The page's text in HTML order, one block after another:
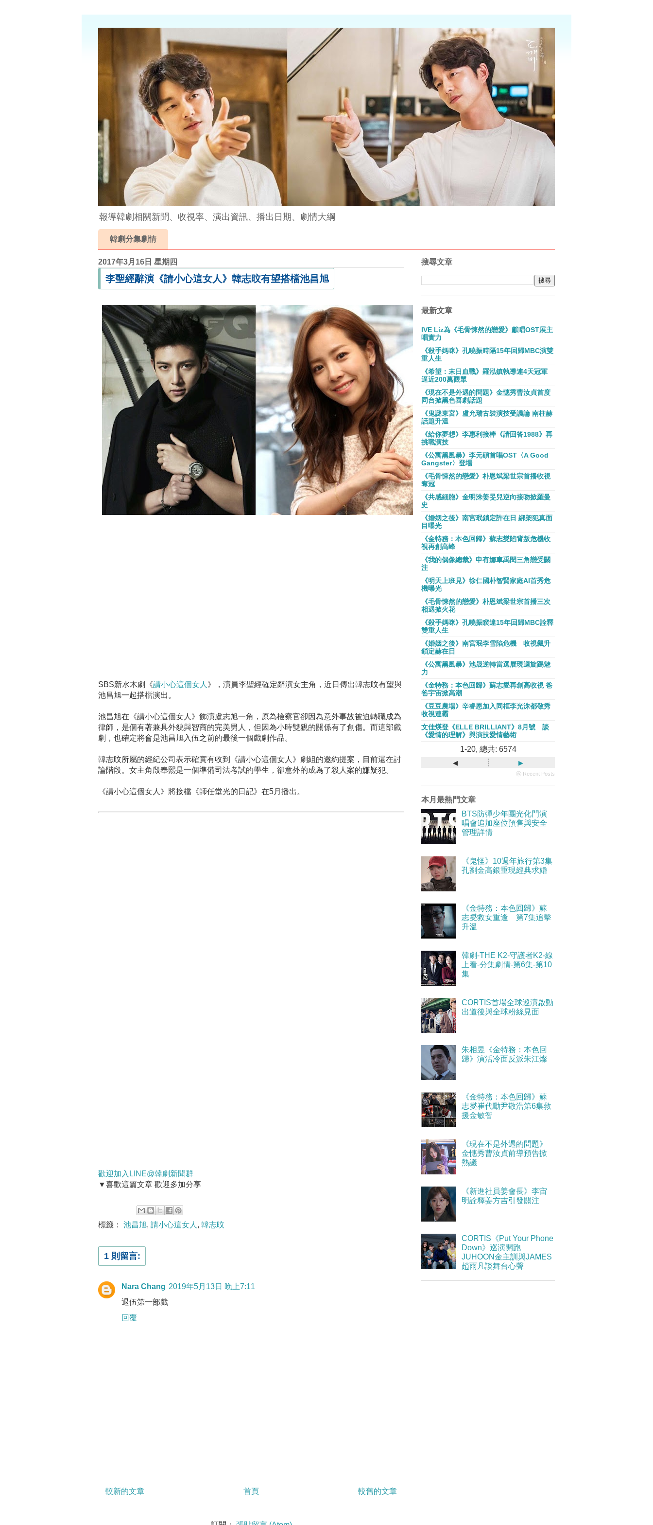
報導韓劇相關新聞、收視率、演出資訊、播出日期、劇情大綱
韓劇分集劇情
2017年3月16日 星期四
李聖經辭演《請小心這女人》韓志旼有望搭檔池昌旭
SBS新水木劇《請小心這個女人 》，演員李聖經確定辭演女主角，近日傳出韓志旼有望與
池昌旭一起搭檔演出。
池昌旭在《請小心這個女人》飾演盧志旭一角，原為檢察官卻因為意外事故被迫轉職成為
律師，是個有著兼具外貌與智商的完美男人，但因為小時雙親的關係有了創傷。而這部戲
劇，也確定將會是池昌旭入伍之前的最後一個戲劇作品。
韓志旼所屬的經紀公司表示確實有收到《請小心這個女人》劇組的邀約提案，目前還在討
論階段。女主角殷奉熙是一個準備司法考試的學生，卻意外的成為了殺人案的嫌疑犯。
《請小心這個女人》將接檔《師任堂光的日記》在5月播出。
歡迎加入LINE@韓劇新聞群
▼喜歡這篇文章 歡迎多加分享
標籤： 池昌旭, 請小心這女人 , 韓志旼
1 則留言:
Nara Chang 2019年5月13日 晚上7:11
退伍第一部戲
回覆
較新的文章 較舊的文章
首頁
搜尋文章
最新文章
IVE Liz為《毛骨悚然的戀愛》獻唱OST展主
唱實力
《殺手媽咪》孔曉振時隔15年回歸MBC演雙
重人生
《希望：末日血戰》羅泓鎮執導連4天冠軍
逼近200萬觀眾
《現在不是外遇的問題》金憓秀曹汝貞首度
同台掀黑色喜劇話題
《鬼謎東宮》盧允瑞古裝演技受議論 南柱赫
話題升溫
《給你夢想》李惠利接棒《請回答1988》再
挑戰演技
《公寓黑風暴》李元碩首唱OST〈A Good
Gangster〉登場
《毛骨悚然的戀愛》朴恩斌梁世宗首播收視
奪冠
《共感細胞》金明洙姜旻兒逆向接吻掀羅曼
史
《婚姻之後》南宮珉鎖定許在日 綁架犯真面
目曝光
《金特務：本色回歸》蘇志燮陷背叛危機收
視再創高峰
《我的偶像總裁》申有娜車禹閔三角戀受關
注
《明天上班見》徐仁國朴智賢家庭AI首秀危
機曝光
《毛骨悚然的戀愛》朴恩斌梁世宗首播三次
相遇掀火花
《殺手媽咪》孔曉振睽違15年回歸MBC詮釋
雙重人生
《婚姻之後》南宮珉李雪陷危機 收視飆升
鎖定赫在日
《公寓黑風暴》池晟逆轉當選展現迴旋踢魅
力
《金特務：本色回歸》蘇志燮再創高收視 爸
爸宇宙掀高潮
《豆豆農場》辛睿恩加入同框李光洙都敬秀
收視連霸
文佳煐登《ELLE BRILLIANT》8月號 談
《愛情的理解》與演技愛情藝術
1-20, 總共: 6574
◂ ▸
ⓦ Recent Posts
本月最熱門文章
BTS防彈少年團光化門演
唱會追加座位預售與安全
管理詳情
《鬼怪》10週年旅行第3集
孔劉金高銀重現經典求婚
《金特務：本色回歸》蘇
志燮救女重逢 第7集追擊
升溫
韓劇-THE K2-守護者K2-線
上看-分集劇情-第6集-第10
集
CORTIS首場全球巡演啟動
出道後與全球粉絲見面
朱相昱《金特務：本色回
歸》演活冷面反派朱江燦
《金特務：本色回歸》蘇
志燮崔代勳尹敬浩第6集救
援金敏智
《現在不是外遇的問題》
金憓秀曹汝貞前導預告掀
熱議
《新進社員姜會長》李宙
明詮釋姜方吉引發關注
CORTIS《Put Your Phone
Down》巡演開跑
JUHOON金主訓與JAMES
趙雨凡談舞台心聲